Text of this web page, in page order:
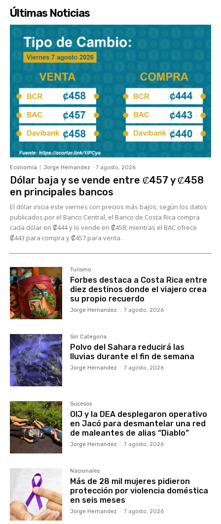
Últimas Noticias
Economía Jorge Hernandez - 7 agosto, 2026
Dólar baja y se vende entre ₡457 y ₡458
en principales bancos
El dólar inicia este viernes con precios más bajos; según los datos
publicados por el Banco Central, el Banco de Costa Rica compra
cada dólar en ₡444 y lo vende en ₡458; mientras el BAC ofrece
₡443 para compra y ₡457 para venta.
Turismo
Forbes destaca a Costa Rica entre
diez destinos donde el viajero crea
su propio recuerdo
Jorge Hernandez - 7 agosto, 2026
Sin Categoría
Polvo del Sahara reducirá las
lluvias durante el fin de semana
Jorge Hernandez - 7 agosto, 2026
Sucesos
OIJ y la DEA desplegaron operativo
en Jacó para desmantelar una red
de maleantes de alias “Diablo”
Jorge Hernandez - 7 agosto, 2026
Nacionales
Más de 28 mil mujeres pidieron
protección por violencia doméstica
en seis meses
Jorge Hernandez - 7 agosto, 2026